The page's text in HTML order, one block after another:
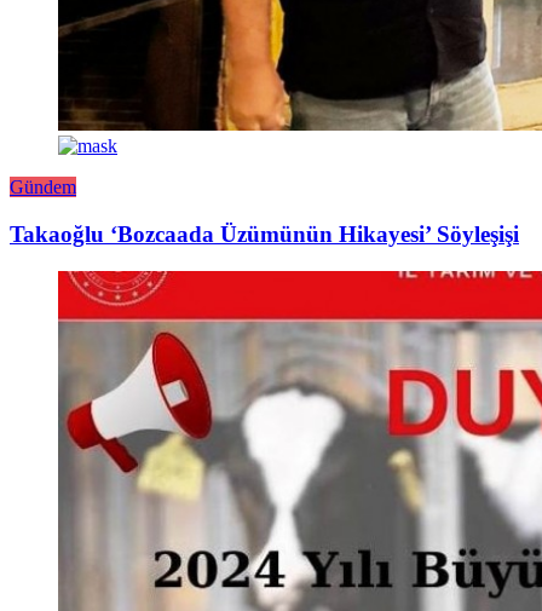
Gündem
Takaoğlu ‘Bozcaada Üzümünün Hikayesi’ Söyleşişi